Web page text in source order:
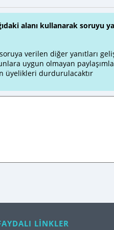
alanı kullanarak soruyu
verilen diğer yanıtları
uygun olmayan
üyelikleri durdurulacaktır
LİNKLER